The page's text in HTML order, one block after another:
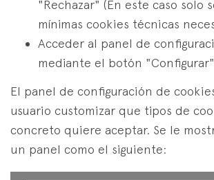
"Rechazar" (En este caso solo
mínimas cookies técnicas
Acceder al panel de
mediante el botón
El panel de configuración de
usuario customizar que tipos de
concreto quiere aceptar. Se le
un panel como el siguiente: